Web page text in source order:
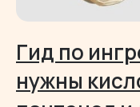
Гид по
нужны